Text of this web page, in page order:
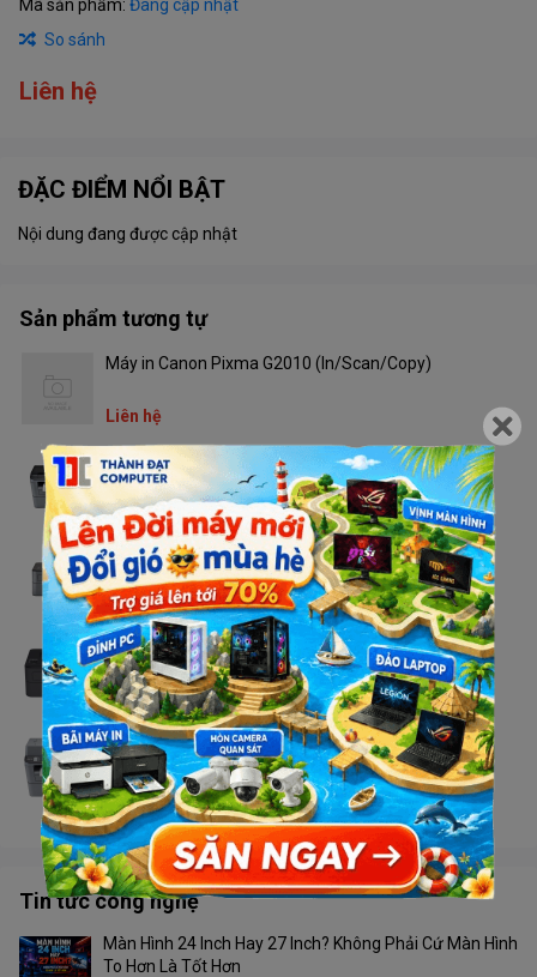
Mã sản phẩm: Đang cập nhật
So sánh
Liên hệ
ĐẶC ĐIỂM NỔI BẬT
Nội dung đang được cập nhật
Sản phẩm tương tự
Máy in Canon Pixma G2010 (In/Scan/Copy)
Liên hệ
Máy in Brother DCP - L2520D
Liên hệ
Máy in Brother HL - L2321D
Liên hệ
Máy in Brother HL - L2366DW
Liên hệ
Máy in Brother MFC - 2701DW
Liên hệ
Tin tức công nghệ
Màn Hình 24 Inch Hay 27 Inch? Không Phải Cứ Màn Hình
To Hơn Là Tốt Hơn